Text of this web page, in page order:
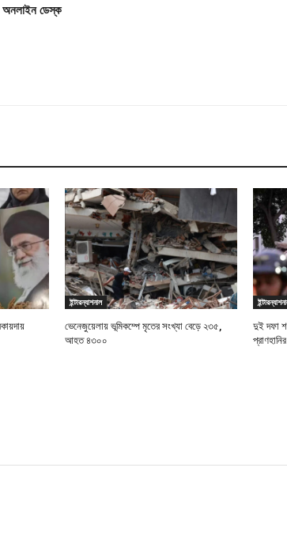
অনলাইন ডেস্ক
ইন্টারন্যাশনাল
ভেনেজুয়েলায় ভূমিকম্পে মৃতের সংখ্যা বেড়ে ২৩৫,
আহত ৪৩০০
দুই দফা